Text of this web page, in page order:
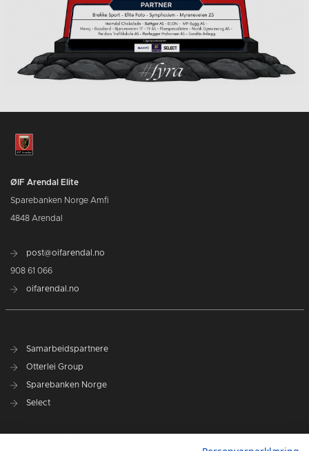
ØIF Arendal Elite
Sparebanken Norge Amfi
4848 Arendal
post@oifarendal.no
908 61 066
oifarendal.no
Samarbeidspartnere
Otterlei Group
Sparebanken Norge
Select